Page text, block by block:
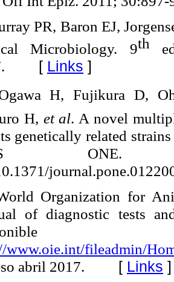
PR, Baron EJ,
Microbiology. 9th
[ Links ]
H, Fujikura D,
H, et al. A novel
genetically related
ONE.
Organization for
of diagnostic tests
www.oie.int/fileadmin/
abril 2017. [ Links ]